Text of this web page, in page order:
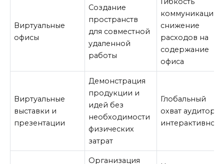
Виртуальные
офисы
Создание
пространств
для совместной
удаленной
работы
коммуникаций,
снижение
расходов на
содержание
офиса
Виртуальные
выставки и
презентации
Демонстрация
продукции и
идей без
необходимости
физических
затрат
Глобальный
охват
Организация